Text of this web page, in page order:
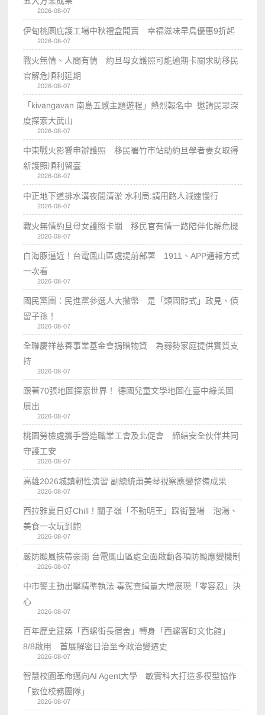
2026-08-07
伊甸桃園庇護工場中秋禮盒開賣 幸福滋味早鳥優惠9折起
2026-08-07
戰火無情、人間有情 約旦母女護照可能逾期卡關求助移民
官解危順利延期
2026-08-07
「kivangavan 南島五感主題遊程」熱烈報名中 邀請民眾深
度探索大武山
2026-08-07
中東戰火影響申辦護照 移民署竹市站助約旦學者妻女取得
新護照順利留臺
2026-08-07
中正地下道排水溝夜間清淤 水利局:請用路人減速慢行
2026-08-07
戰火無情約旦母女護照卡關 移民官有情一路陪伴化解危機
2026-08-07
白海豚逼近！台電鳳山區處提前部署 1911、APP通報方式
一次看
2026-08-07
國民黨團：民進黨參選人大撒幣 是「類固醇式」政見、債
留子孫！
2026-08-07
全聯慶祥慈善事業基金會捐贈物資 為弱勢家庭提供實質支
持
2026-08-07
跟著70張地圖探索世界！ 德國兒童文學地圖在臺中綠美圖
展出
2026-08-07
桃園勞檢處攜手營造職業工會及北促會 締結安全伙伴共同
守護工安
2026-08-07
高雄2026城鎮韌性演習 副總統蕭美琴視察應變整備成果
2026-08-07
西拉雅夏日好Chill！關子嶺「不動明王」踩街登場 泡湯、
美食一次玩到飽
2026-08-07
嚴防颱風挾帶豪雨 台電鳳山區處全面啟動各項防颱應變機制
2026-08-07
中市警主動出擊精準執法 毒駕查緝量大增展現「零容忍」決
心
2026-08-07
百年歷史建築「西螺街長宿舍」轉身「西螺客町文化館」
8/8啟用 首展解密日治至今政治變遷史
2026-08-07
智慧校園革命邁向AI Agent大學 敏實科大打造多模型協作
「數位校務團隊」
2026-08-07